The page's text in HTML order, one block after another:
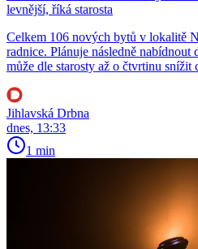
levnější, říká starosta
Celkem 106 nových bytů v lokalitě
radnice. Plánuje následně
může dle starosty až o čtvrtinu snížit
Jihlavská Drbna
dnes, 13:33
1 min